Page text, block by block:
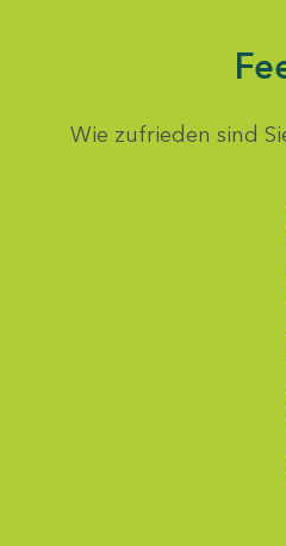
Wie zufrieden sind